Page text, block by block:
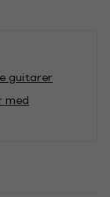
guitarer
med